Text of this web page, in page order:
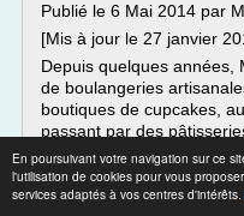
En poursuivant votre navigation sur ce
l'utilisation de cookies pour vous
services adaptés à vos centres d'intérêts.
Publié le 6 Mai 2014 par
[Mis à jour le 27 janvier
Depuis quelques années,
de boulangeries
boutiques de cupcakes,
passant par des
croissants et baguettes,
Lire la suite